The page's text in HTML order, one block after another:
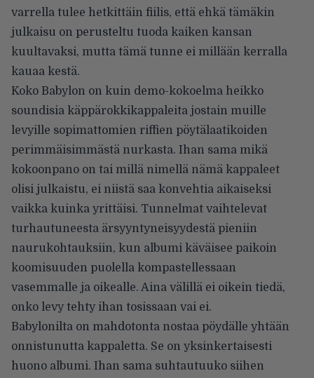
varrella tulee hetkittäin fiilis, että ehkä tämäkin
julkaisu on perusteltu tuoda kaiken kansan
kuultavaksi, mutta tämä tunne ei millään kerralla
kauaa kestä.
Koko Babylon on kuin demo-kokoelma heikko
soundisia käppärokkikappaleita jostain muille
levyille sopimattomien riffien pöytälaatikoiden
perimmäisimmästä nurkasta. Ihan sama mikä
kokoonpano on tai millä nimellä nämä kappaleet
olisi julkaistu, ei niistä saa konvehtia aikaiseksi
vaikka kuinka yrittäisi. Tunnelmat vaihtelevat
turhautuneesta ärsyyntyneisyydestä pieniin
naurukohtauksiin, kun albumi käväisee paikoin
koomisuuden puolella kompastellessaan
vasemmalle ja oikealle. Aina välillä ei oikein tiedä,
onko levy tehty ihan tosissaan vai ei.
Babylonilta on mahdotonta nostaa pöydälle yhtään
onnistunutta kappaletta. Se on yksinkertaisesti
huono albumi. Ihan sama suhtautuuko siihen